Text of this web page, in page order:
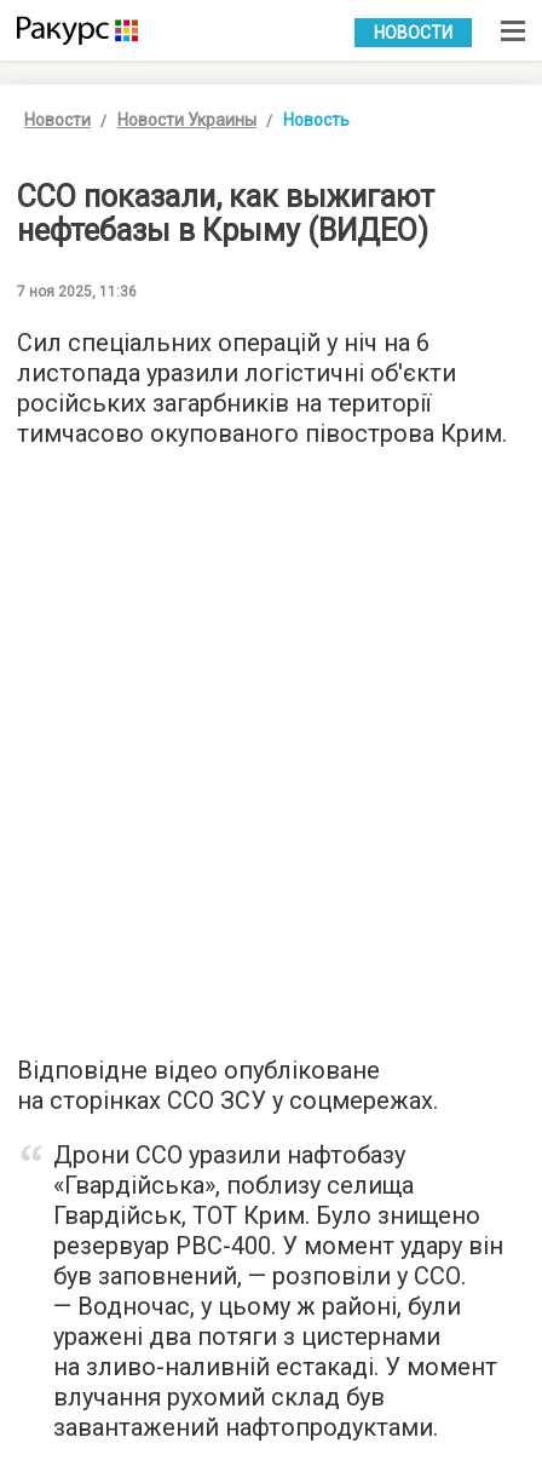
УКР РУС
НОВОСТИ
Новости Новости Украины Новость
ССО показали, как выжигают
нефтебазы в Крыму (ВИДЕО)
7 ноя 2025, 11:36
Сил спеціальних операцій у ніч на 6
листопада уразили логістичні об'єкти
російських загарбників на території
тимчасово окупованого півострова Крим.
Відповідне відео опубліковане
на сторінках ССО ЗСУ у соцмережах.
Дрони ССО уразили нафтобазу
«Гвардійська», поблизу селища
Гвардійськ, ТОТ Крим. Було знищено
резервуар РВС-400. У момент удару він
був заповнений, — розповіли у ССО.
— Водночас, у цьому ж районі, були
уражені два потяги з цистернами
на зливо-наливній естакаді. У момент
влучання рухомий склад був
завантажений нафтопродуктами.